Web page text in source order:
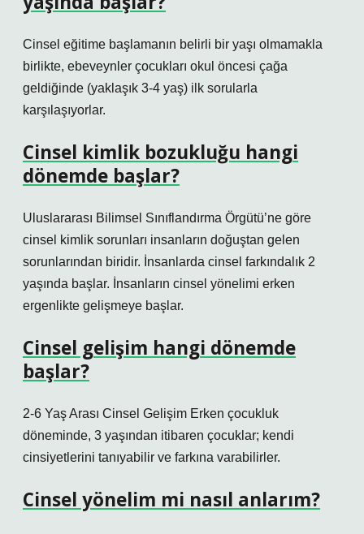
Cinsel eğitime başlamanın belirli bir yaşı olmamakla
birlikte, ebeveynler çocukları okul öncesi çağa
geldiğinde (yaklaşık 3-4 yaş) ilk sorularla
karşılaşıyorlar.
Cinsel kimlik bozukluğu hangi
dönemde başlar?
Uluslararası Bilimsel Sınıflandırma Örgütü’ne göre
cinsel kimlik sorunları insanların doğuştan gelen
sorunlarından biridir. İnsanlarda cinsel farkındalık 2
yaşında başlar. İnsanların cinsel yönelimi erken
ergenlikte gelişmeye başlar.
Cinsel gelişim hangi dönemde
başlar?
2-6 Yaş Arası Cinsel Gelişim Erken çocukluk
döneminde, 3 yaşından itibaren çocuklar; kendi
cinsiyetlerini tanıyabilir ve farkına varabilirler.
Cinsel yönelim mi nasıl anlarım?